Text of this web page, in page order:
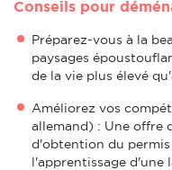
Conseils pour
Préparez-vous à la
paysages
de la vie plus élevé
Améliorez vos
allemand) : Une offre
d'obtention du
l'apprentissage d'une